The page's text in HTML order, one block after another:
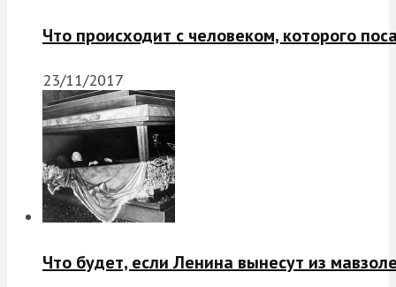
Что происходит с человеком, которого
23/11/2017
Что будет, если Ленина вынесут из